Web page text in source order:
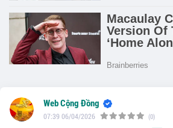
Web Cộng Đồng
07:39 06/04/2026 (0)